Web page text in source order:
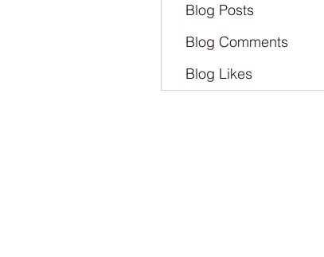
Blog Posts
Blog Comments
Blog Likes